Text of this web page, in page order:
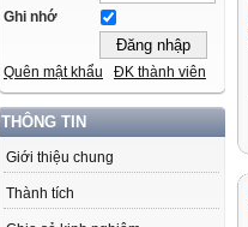
Ghi nhớ
Quên mật khẩu ĐK thành viên
THÔNG TIN
Giới thiệu chung
Thành tích